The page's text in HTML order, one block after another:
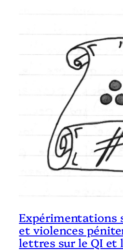
Expérimentations
et violences
lettres sur le QI et